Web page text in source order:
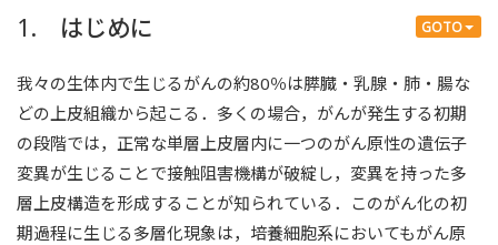
GOTO
1. はじめに
我々の生体内で生じるがんの約80％は膵臓・乳腺・肺・腸な
どの上皮組織から起こる．多くの場合，がんが発生する初期
の段階では，正常な単層上皮層内に一つのがん原性の遺伝子
変異が生じることで接触阻害機構が破綻し，変異を持った多
層上皮構造を形成することが知られている．このがん化の初
期過程に生じる多層化現象は，培養細胞系においてもがん原